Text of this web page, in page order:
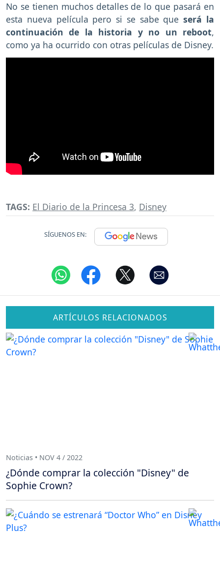
No se tienen muchos detalles de lo que pasará en
esta nueva película pero si se sabe queserá la
continuación de la historia y no un reboot,
como ya ha ocurrido con otras películas de Disney.
TAGS: El Diario de la Princesa 3, Disney
SÍGUENOS EN:
ARTÍCULOS RELACIONADOS
Noticias • NOV 4 / 2022
¿Dónde comprar la colección "Disney" de
Sophie Crown?